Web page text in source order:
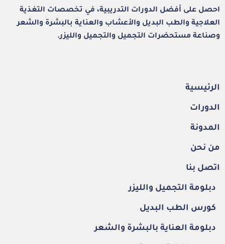
احصل على أفضل الدورات التدريبية، في تخصصات التغذية